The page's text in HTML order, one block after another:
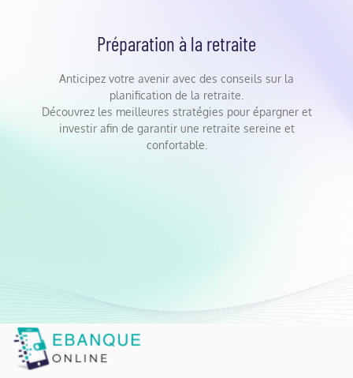
Préparation à la retraite
Anticipez votre avenir avec des conseils sur la
planification de la retraite.
Découvrez les meilleures stratégies pour épargner et
investir afin de garantir une retraite sereine et
confortable.